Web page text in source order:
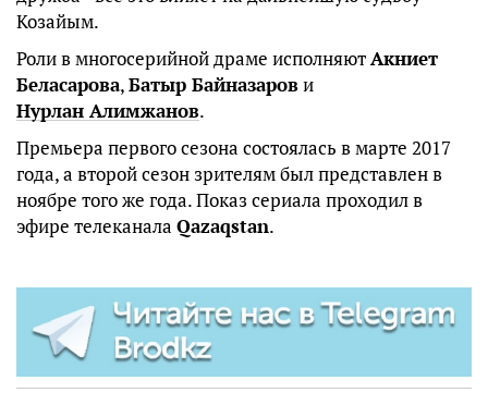
Козайым.
Роли в многосерийной драме исполняютАкниет
Беласарова,Батыр Байназарови
Нурлан Алимжанов.
Премьера первого сезона состоялась в марте 2017
года, а второй сезон зрителям был представлен в
ноябре того же года. Показ сериала проходил в
эфире телеканала Qazaqstan.